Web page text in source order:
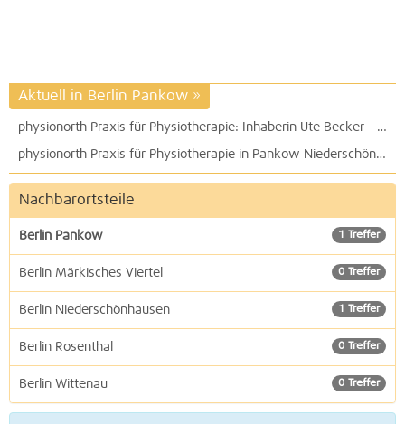
Aktuell in Berlin Pankow »
physionorth Praxis für Physiotherapie: Inhaberin Ute Becker - Fachlehrerin und Heilpraktikerin für Physiotherapie
physionorth Praxis für Physiotherapie in Pankow Niederschönhausen: Inhaberin Ute Becker - Fachlehrerin für Orthopädie, Manuelle Therapie und Unfallchirurgie
Nachbarortsteile
1 Treffer
Berlin Pankow
0 Treffer
Berlin Märkisches Viertel
1 Treffer
Berlin Niederschönhausen
0 Treffer
Berlin Rosenthal
0 Treffer
Berlin Wittenau